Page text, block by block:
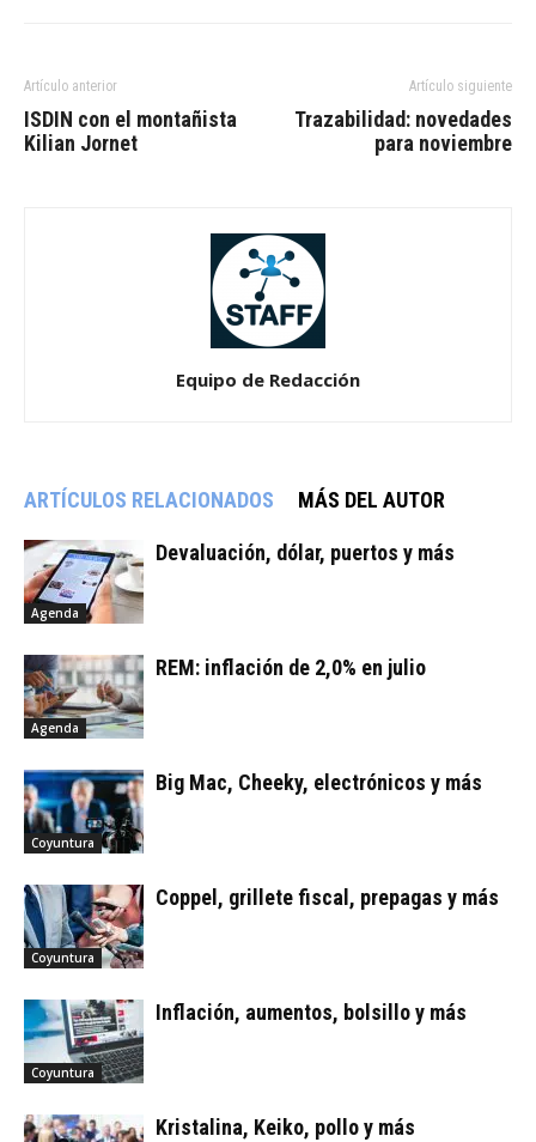
Artículo anterior
ISDIN con el montañista
Kilian Jornet
Artículo siguiente
Trazabilidad: novedades
para noviembre
Equipo de Redacción
ARTÍCULOS RELACIONADOS MÁS DEL AUTOR
Agenda
Devaluación, dólar, puertos y más
Agenda
REM: inflación de 2,0% en julio
Coyuntura
Big Mac, Cheeky, electrónicos y más
Coyuntura
Coppel, grillete fiscal, prepagas y más
Coyuntura
Inflación, aumentos, bolsillo y más
Kristalina, Keiko, pollo y más